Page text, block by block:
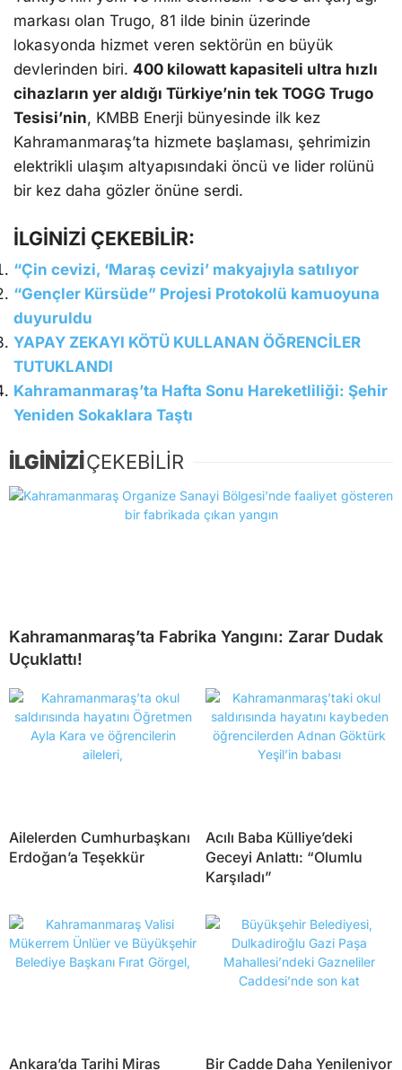
markası olan Trugo, 81 ilde binin üzerinde
lokasyonda hizmet veren sektörün en büyük
devlerinden biri. 400 kilowatt kapasiteli ultra hızlı
cihazların yer aldığı Türkiye’nin tek TOGG Trugo
Tesisi’nin, KMBB Enerji bünyesinde ilk kez
Kahramanmaraş’ta hizmete başlaması, şehrimizin
elektrikli ulaşım altyapısındaki öncü ve lider rolünü
bir kez daha gözler önüne serdi.
İLGİNİZİ ÇEKEBİLİR:
“Çin cevizi, ‘Maraş cevizi’ makyajıyla satılıyor
“Gençler Kürsüde” Projesi Protokolü kamuoyuna
duyuruldu
YAPAY ZEKAYI KÖTÜ KULLANAN ÖĞRENCİLER
TUTUKLANDI
Kahramanmaraş’ta Hafta Sonu Hareketliliği: Şehir
Yeniden Sokaklara Taştı
İLGİNİZİÇEKEBİLİR
Kahramanmaraş’ta Fabrika Yangını: Zarar Dudak
Uçuklattı!
Ailelerden Cumhurbaşkanı
Erdoğan’a Teşekkür
Acılı Baba Külliye’deki
Geceyi Anlattı: “Olumlu
Karşıladı”
Ankara’da Tarihi Miras
Bir Cadde Daha Yenileniyor